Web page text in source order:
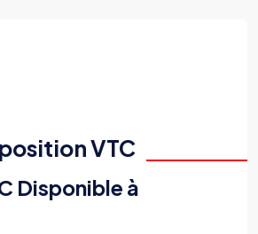
VTC
Disponible à